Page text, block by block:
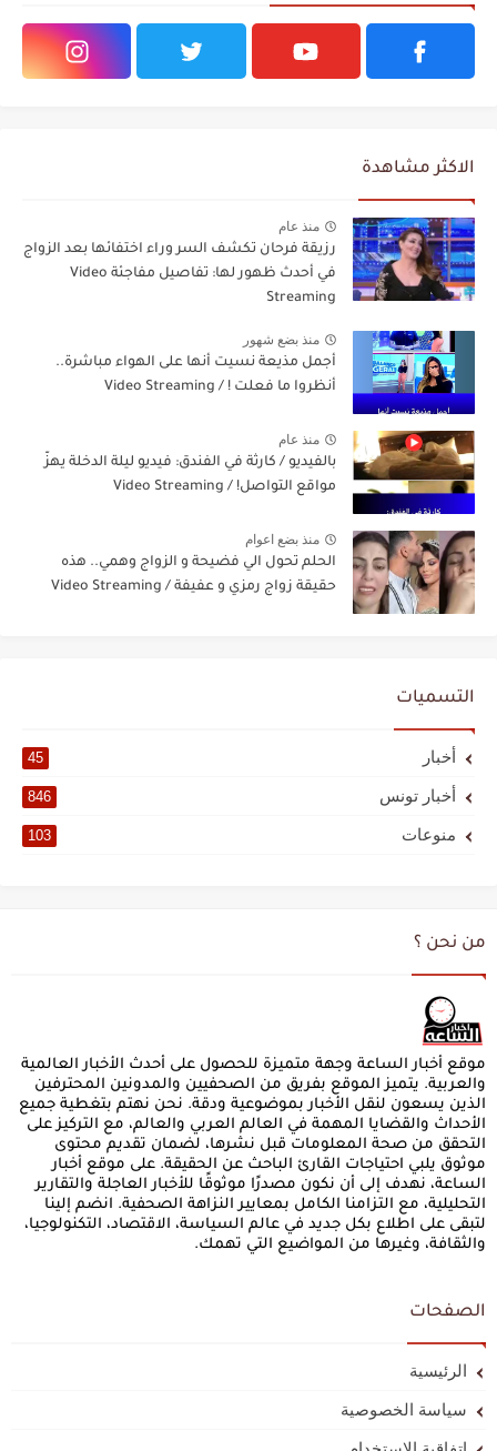
الاكثر مشاهدة
منذ عام
رزيقة فرحان تكشف السر وراء اختفائها بعد الزواج
في أحدث ظهور لها: تفاصيل مفاجئة Video
Streaming
منذ بضع شهور
أجمل مذيعة نسيت أنها على الهواء مباشرة..
أنظروا ما فعلت ! / Video Streaming
منذ عام
بالفيديو / كارثة في الفندق: فيديو ليلة الدخلة يهزّ
مواقع التواصل! / Video Streaming
منذ بضع اعوام
الحلم تحول الي فضيحة و الزواج وهمي.. هذه
حقيقة زواج رمزي و عفيفة / Video Streaming
التسميات
أخبار 45
أخبار تونس 846
منوعات 103
من نحن ؟
موقع أخبار الساعة وجهة متميزة للحصول على أحدث الأخبار العالمية
والعربية. يتميز الموقع بفريق من الصحفيين والمدونين المحترفين
الذين يسعون لنقل الأخبار بموضوعية ودقة. نحن نهتم بتغطية جميع
الأحداث والقضايا المهمة في العالم العربي والعالم، مع التركيز على
التحقق من صحة المعلومات قبل نشرها، لضمان تقديم محتوى
موثوق يلبي احتياجات القارئ الباحث عن الحقيقة. على موقع أخبار
الساعة، نهدف إلى أن نكون مصدرًا موثوقًا للأخبار العاجلة والتقارير
التحليلية، مع التزامنا الكامل بمعايير النزاهة الصحفية. انضم إلينا
لتبقى على اطلاع بكل جديد في عالم السياسة، الاقتصاد، التكنولوجيا،
والثقافة، وغيرها من المواضيع التي تهمك.
الصفحات
الرئيسية
سياسة الخصوصية